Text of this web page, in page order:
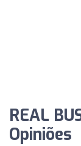
REAL
Opiniões